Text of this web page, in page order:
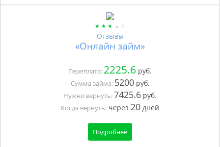
Отзывы
«Онлайн займ»
Переплата: 2225.6 руб.
Сумма займа: 5200руб.
Нужно вернуть:7425.6 руб.
Когда вернуть: через 20 дней
Подробнее